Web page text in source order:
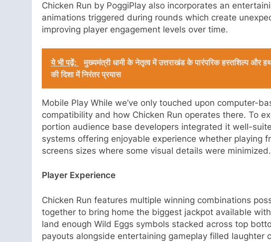
Chicken Run by PoggiPlay also incorporates an
animations triggered during rounds which create
improving player engagement levels over time.
ये भी पढ़ें:
मुख्यमंत्री धामी के नेतृत्व में उत्तराखंड के पारंपरिक हस्तशिल्प और
की दिशा में निरंतर प्रयास
Mobile Play While we’ve only touched upon computer-
compatibility and how Chicken Run operates there. To
portion audience base developers integrated it well-
systems offering enjoyable experience whether playing
screens sizes where some visual details were minimized.
Player Experience
Chicken Run features multiple winning combinations
together to bring home the biggest jackpot available
land enough Wild Eggs symbols stacked across top
payouts alongside entertaining gameplay filled laughter